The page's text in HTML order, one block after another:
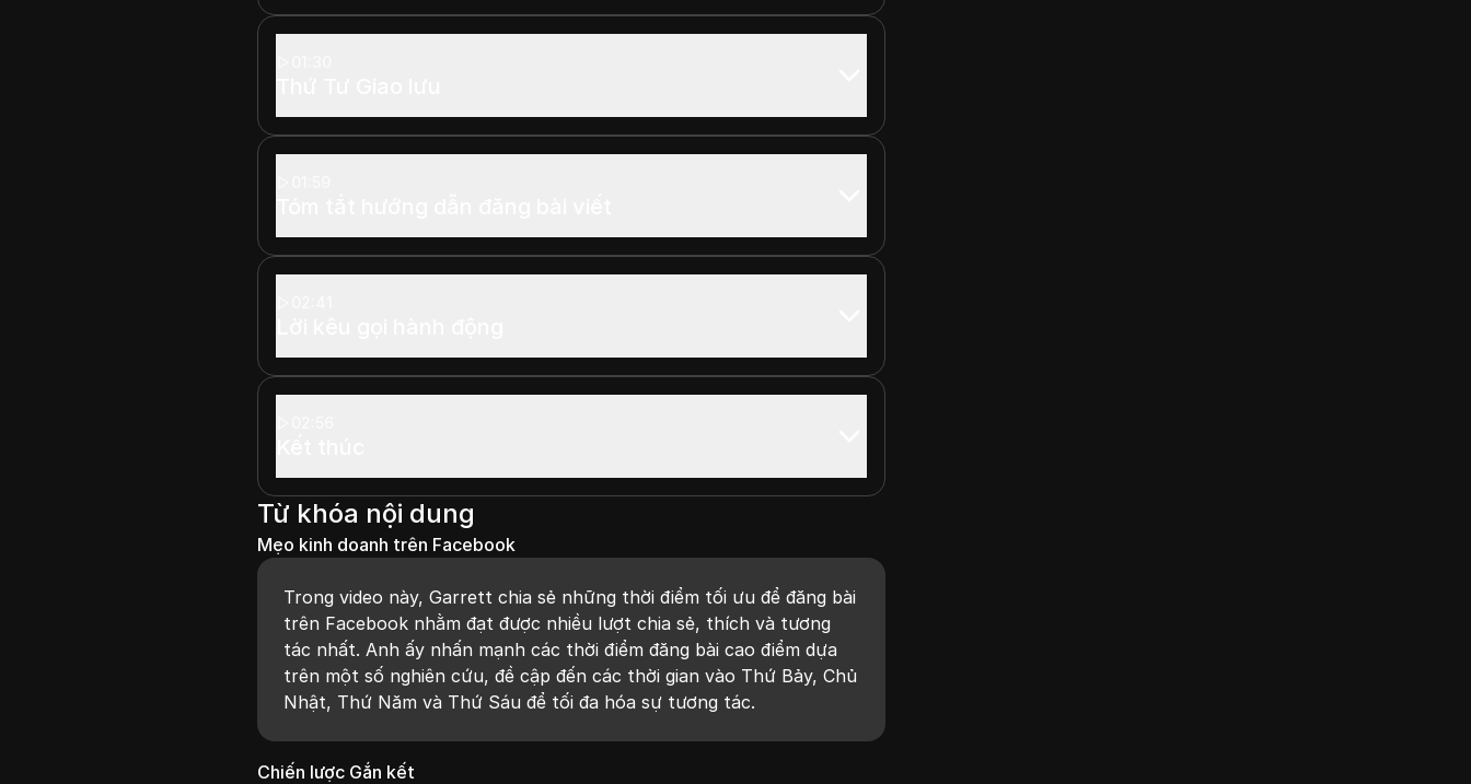
Từ khóa nội dung
Mẹo kinh doanh trên Facebook
Trong video này, Garrett chia sẻ những thời điểm tối ưu để đăng bài
trên Facebook nhằm đạt được nhiều lượt chia sẻ, thích và tương
tác nhất. Anh ấy nhấn mạnh các thời điểm đăng bài cao điểm dựa
trên một số nghiên cứu, đề cập đến các thời gian vào Thứ Bảy, Chủ
Nhật, Thứ Năm và Thứ Sáu để tối đa hóa sự tương tác.
Chiến lược Gắn kết